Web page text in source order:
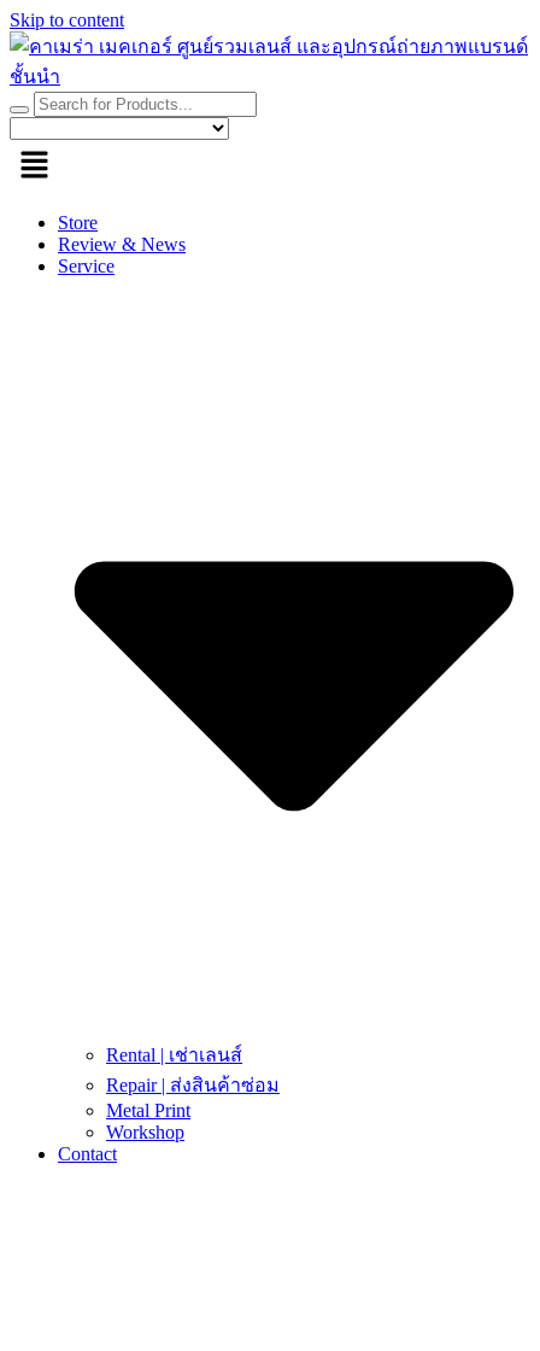
Skip to content
Store
Review & News
Service
Rental | เช่าเลนส์
Repair | ส่งสินค้าซ่อม
Metal Print
Workshop
Contact